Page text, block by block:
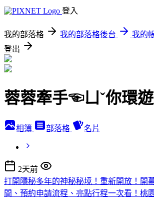
登入
我的部落格 我的部落格後台
我的
登出
蓉蓉牽手☜ㄩˇ你環
相簿 部落格 名片
2天前
打開隱秘多年的神秘秘境！重新開放！開
間、預約申請流程、亮點行程一次看！桃